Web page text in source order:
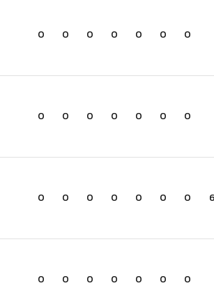
0 0 0 0 0 0 0
0 0 0 0 0 0 0
0 0 0 0 0 0 0
0 0 0 0 0 0 0